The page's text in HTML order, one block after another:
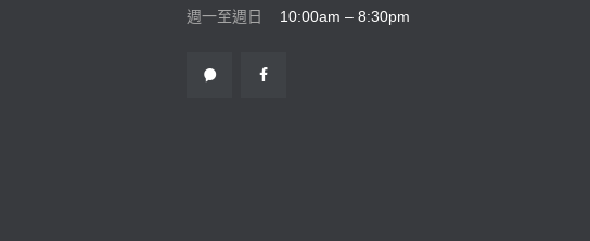
週一至週日 10:00am – 8:30pm